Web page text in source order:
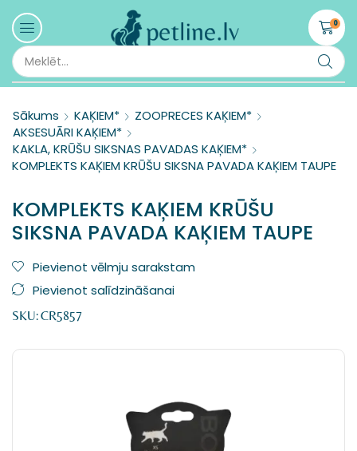
0
Sākums KAĶIEM*
ZOOPRECES KAĶIEM*
AKSESUĀRI KAĶIEM*
KAKLA, KRŪŠU SIKSNAS PAVADAS KAĶIEM*
KOMPLEKTS KAĶIEM KRŪŠU SIKSNA PAVADA KAĶIEM TAUPE
KOMPLEKTS KAĶIEM KRŪŠU
SIKSNA PAVADA KAĶIEM TAUPE
Pievienot vēlmju sarakstam
Pievienot salīdzināšanai
SKU:CR5857